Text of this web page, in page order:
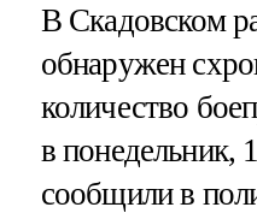
В Скадовском
обнаружен
количество
в понедельник,
сообщили в